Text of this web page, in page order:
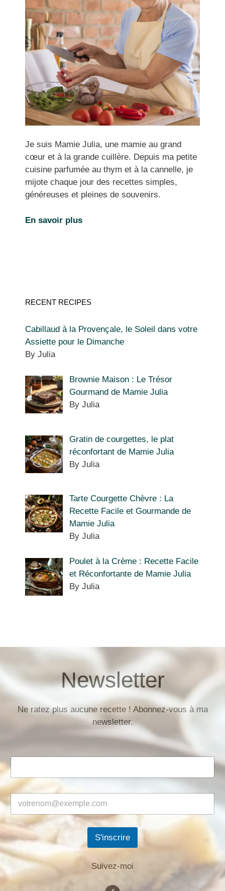
Je suis Mamie Julia, une mamie au grand
cœur et à la grande cuillère. Depuis ma petite
cuisine parfumée au thym et à la cannelle, je
mijote chaque jour des recettes simples,
généreuses et pleines de souvenirs.
En savoir plus
RECENT RECIPES
Cabillaud à la Provençale, le Soleil dans votre
Assiette pour le Dimanche
By Julia
Brownie Maison : Le Trésor
Gourmand de Mamie Julia
By Julia
Gratin de courgettes, le plat
réconfortant de Mamie Julia
By Julia
Tarte Courgette Chèvre : La
Recette Facile et Gourmande de
Mamie Julia
By Julia
Poulet à la Crème : Recette Facile
et Réconfortante de Mamie Julia
By Julia
Newsletter
Ne ratez plus aucune recette ! Abonnez-vous à ma
newsletter.
S'inscrire
Suivez-moi